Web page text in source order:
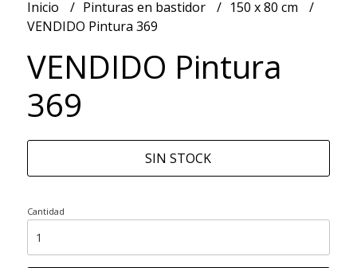
Inicio Pinturas en bastidor
150 x 80 cm
VENDIDO Pintura 369
VENDIDO Pintura
369
SIN STOCK
Cantidad